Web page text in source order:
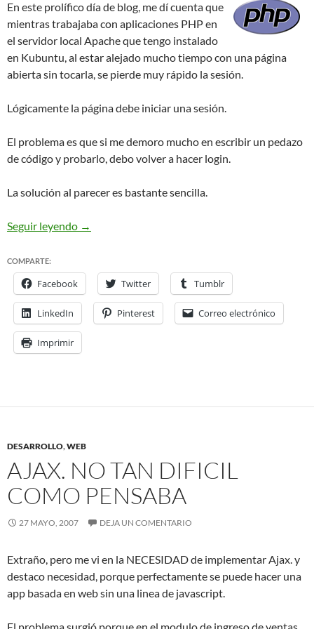
En este prolífico día de blog, me dí cuenta que
mientras trabajaba con aplicaciones PHP en
el servidor local Apache que tengo instalado
en Kubuntu, al estar alejado mucho tiempo con una página
abierta sin tocarla, se pierde muy rápido la sesión.
Lógicamente la página debe iniciar una sesión.
El problema es que si me demoro mucho en escribir un pedazo
de código y probarlo, debo volver a hacer login.
La solución al parecer es bastante sencilla.
Seguir leyendo Corto tiempo de las sesiones PHP en K/Ubuntu
→
COMPARTE:
Facebook Twitter Tumblr
LinkedIn Pinterest Correo electrónico
Imprimir
DESARROLLO,WEB
AJAX. NO TAN DIFICIL
COMO PENSABA
27 MAYO, 2007 DEJA UN COMENTARIO
Extraño, pero me vi en la NECESIDAD de implementar Ajax. y
destaco necesidad, porque perfectamente se puede hacer una
app basada en web sin una linea de javascript.